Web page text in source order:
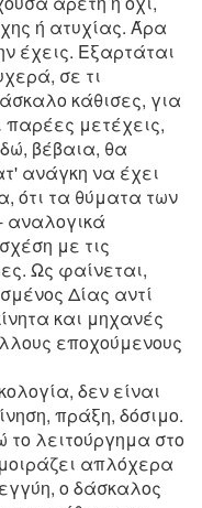
ή ατυχίας. Άρα
έχεις. Εξαρτάται
σε τι
κάθισες, για
μετέχεις,
βέβαια, θα
ανάγκη να έχει
ότι τα θύματα των
αναλογικά
με τις
Ως φαίνεται,
Δίας αντί
και μηχανές
εποχούμενους
δεν είναι
πράξη, δόσιμο.
λειτούργημα στο
απλόχερα
ο δάσκαλος